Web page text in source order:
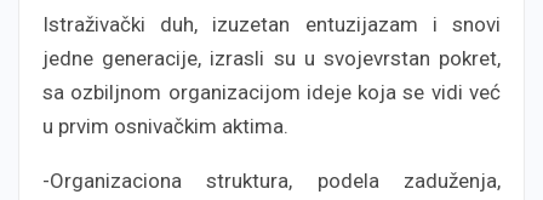
Istraživački duh, izuzetan entuzijazam i snovi
jedne generacije, izrasli su u svojevrstan pokret,
sa ozbiljnom organizacijom ideje koja se vidi već
u prvim osnivačkim aktima.
-Organizaciona struktura, podela zaduženja,